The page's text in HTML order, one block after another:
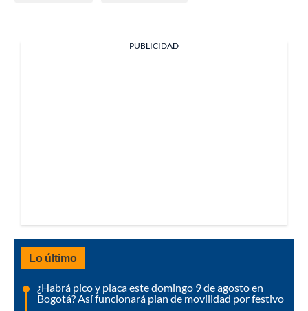
PUBLICIDAD
Lo último
¿Habrá pico y placa este domingo 9 de agosto en
Bogotá? Así funcionará plan de movilidad por festivo